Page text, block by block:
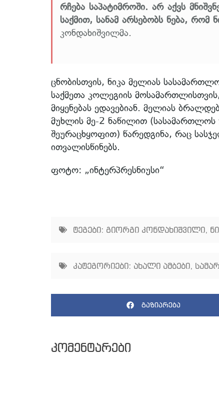
რჩება საპატიმროში. არ აქვს
საქმით, სანამ არსებობს ნება, რომ
კონდახიშვილმა.
ცნობისთვის, ნიკა მელიას
საქმეთა კოლეგიის
მიყენებას ედავებიან. მელიას
მუხლის მე-2 ნაწილით (სასამართლოს
შეურაცხყოფით) წარედგინა, რაც
ითვალისწინებს.
ფოტო: „ინტერპრესნიუსი“
ტეგები: გიორგი კონდახიშვილი,
კატეგორიები: ახალი ამბები,
გაზიარება
კომენტარები